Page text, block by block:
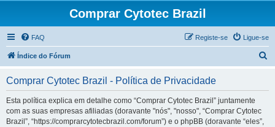
Comprar Cytotec Brazil
FAQ Ligue-se
Registe-se
Índice do Fórum
Comprar Cytotec Brazil - Política de Privacidade
Esta política explica em detalhe como “Comprar Cytotec Brazil” juntamente
com as suas empresas afiliadas (doravante "nós", "nosso", “Comprar Cytotec
Brazil”, “https://comprarcytotecbrazil.com/forum”) e o phpBB (doravante “eles”,